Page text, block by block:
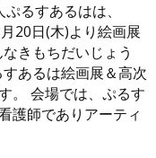
るすあるはは、
20日(木)より絵画展
なきもちだいじょう
あるは絵画展＆高次
。 会場では、ぷるす
護師でありアーティ